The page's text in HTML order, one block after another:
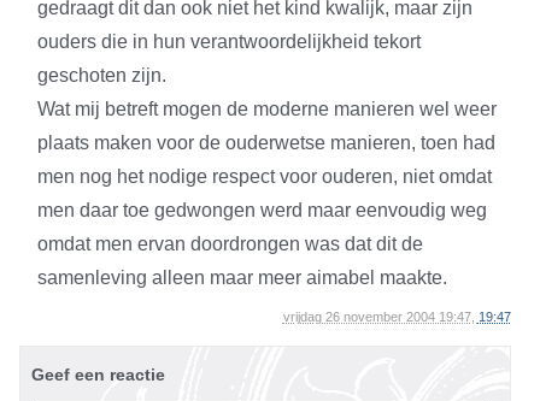
gedraagt dit dan ook niet het kind kwalijk, maar zijn
ouders die in hun verantwoordelijkheid tekort
geschoten zijn.
Wat mij betreft mogen de moderne manieren wel weer
plaats maken voor de ouderwetse manieren, toen had
men nog het nodige respect voor ouderen, niet omdat
men daar toe gedwongen werd maar eenvoudig weg
omdat men ervan doordrongen was dat dit de
samenleving alleen maar meer aimabel maakte.
vrijdag 26 november 2004 19:47, 19:47
Geef een reactie